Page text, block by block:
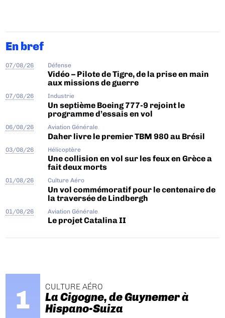
En bref
07/08/26 Défense
Vidéo – Pilote de Tigre, de la prise en main
aux missions de guerre
07/08/26 Industrie
Un septième Boeing 777-9 rejoint le
programme d’essais en vol
06/08/26 Aviation Générale
Daher livre le premier TBM 980 au Brésil
03/08/26 Hélicoptère
Une collision en vol sur les feux en Grèce a
fait deux morts
01/08/26 Culture Aéro
Un vol commémoratif pour le centenaire de
la traversée de Lindbergh
01/08/26 Aviation Générale
Le projet Catalina II
CULTURE AÉRO
La Cigogne, de Guynemer à
Hispano-Suiza